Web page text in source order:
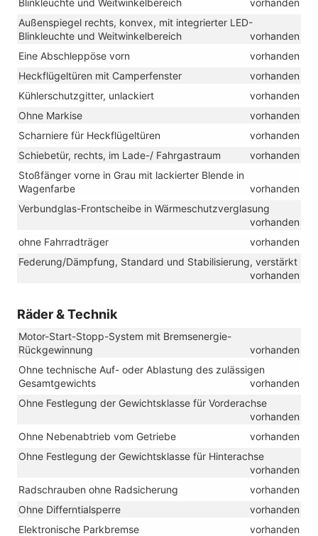
Außenspiegel rechts, konvex, mit integrierter LED-
Blinkleuchte und Weitwinkelbereich
vorhanden
Eine Abschleppöse vorn
vorhanden
Heckflügeltüren mit Camperfenster
vorhanden
Kühlerschutzgitter, unlackiert
vorhanden
Ohne Markise
vorhanden
Scharniere für Heckflügeltüren
vorhanden
Schiebetür, rechts, im Lade-/ Fahrgastraum
vorhanden
Stoßfänger vorne in Grau mit lackierter Blende in
Wagenfarbe
vorhanden
Verbundglas-Frontscheibe in Wärmeschutzverglasung
vorhanden
ohne Fahrradträger
vorhanden
Federung/Dämpfung, Standard und Stabilisierung, verstärkt
vorhanden
Räder & Technik
Motor-Start-Stopp-System mit Bremsenergie-
Rückgewinnung
vorhanden
Ohne technische Auf- oder Ablastung des zulässigen
Gesamtgewichts
vorhanden
Ohne Festlegung der Gewichtsklasse für Vorderachse
vorhanden
Ohne Nebenabtrieb vom Getriebe
vorhanden
Ohne Festlegung der Gewichtsklasse für Hinterachse
vorhanden
Radschrauben ohne Radsicherung
vorhanden
Ohne Differntialsperre
vorhanden
Elektronische Parkbremse
vorhanden